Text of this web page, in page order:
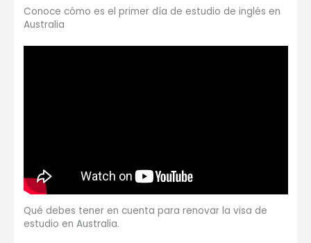
Conoce cómo es el primer día de estudio de inglés en
Australia
Qué debes tener en cuenta para renovar la visa de
estudio en Australia.